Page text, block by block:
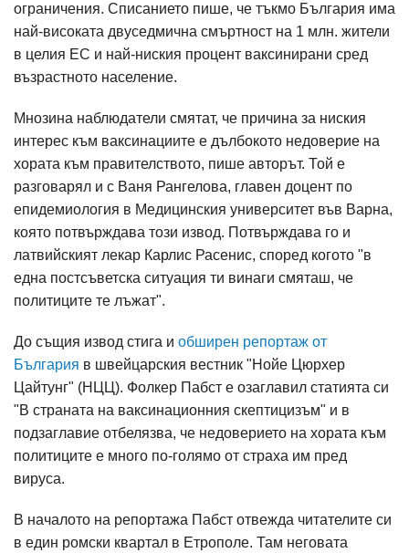
ограничения. Списанието пише, че тъкмо България има
най-високата двуседмична смъртност на 1 млн. жители
в целия ЕС и най-ниския процент ваксинирани сред
възрастното население.
Мнозина наблюдатели смятат, че причина за ниския
интерес към ваксинациите е дълбокото недоверие на
хората към правителството, пише авторът. Той е
разговарял и с Ваня Рангелова, главен доцент по
епидемиология в Медицинския университет във Варна,
която потвърждава този извод. Потвърждава го и
латвийският лекар Карлис Расенис, според когото "в
една постсъветска ситуация ти винаги смяташ, че
политиците те лъжат".
До същия извод стига и обширен репортаж от
България в швейцарския вестник "Нойе Цюрхер
Цайтунг" (НЦЦ). Фолкер Пабст е озаглавил статията си
"В страната на ваксинационния скептицизъм" и в
подзаглавие отбелязва, че недоверието на хората към
политиците е много по-голямо от страха им пред
вируса.
В началото на репортажа Пабст отвежда читателите си
в един ромски квартал в Етрополе. Там неговата